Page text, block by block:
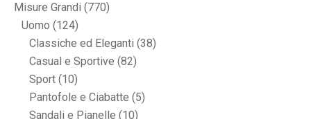
Misure Grandi (770)
Uomo (124)
Classiche ed Eleganti (38)
Casual e Sportive (82)
Sport (10)
Pantofole e Ciabatte (5)
Sandali e Pianelle (10)